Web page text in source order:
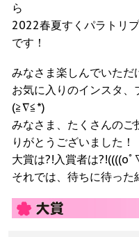
ら
2022春夏すくパラトリ
です！
みなさま楽しんでいただ
お気に入りのインスタ、
(≧∇≦*)
みなさま、たくさんのご
りがとうございました！
大賞は?!入賞者は?!((((o
それでは、待ちに待った